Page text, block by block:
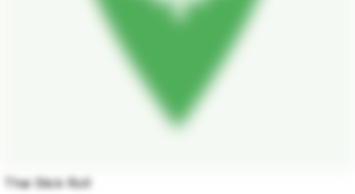
Thai Stick Roll